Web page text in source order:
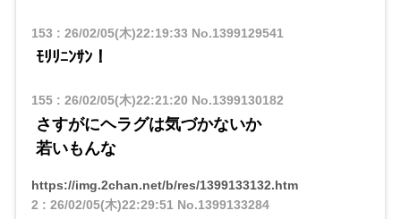
153 : 26/02/05(木)22:19:33 No.1399129541
ﾓﾘﾘﾆﾝｻﾝ！
155: 26/02/05(木)22:21:20 No.1399130182
さすがにヘラグは気づかないか
若いもんな
https://img.2chan.net/b/res/1399133132.htm
2 : 26/02/05(木)22:29:51 No.1399133284